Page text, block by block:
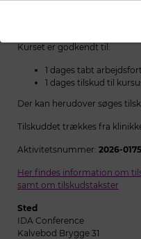
Kurset er godkendt til:
1 dages tabt
1 dages tilskud til
Der kan herudover søges
Tilskuddet trækkes fra
Aktivitetsnummer: 2026-0175
Her findes information om
samt om tilskudstakster
Sted
IDA Conference
Kalvebod Brygge 31